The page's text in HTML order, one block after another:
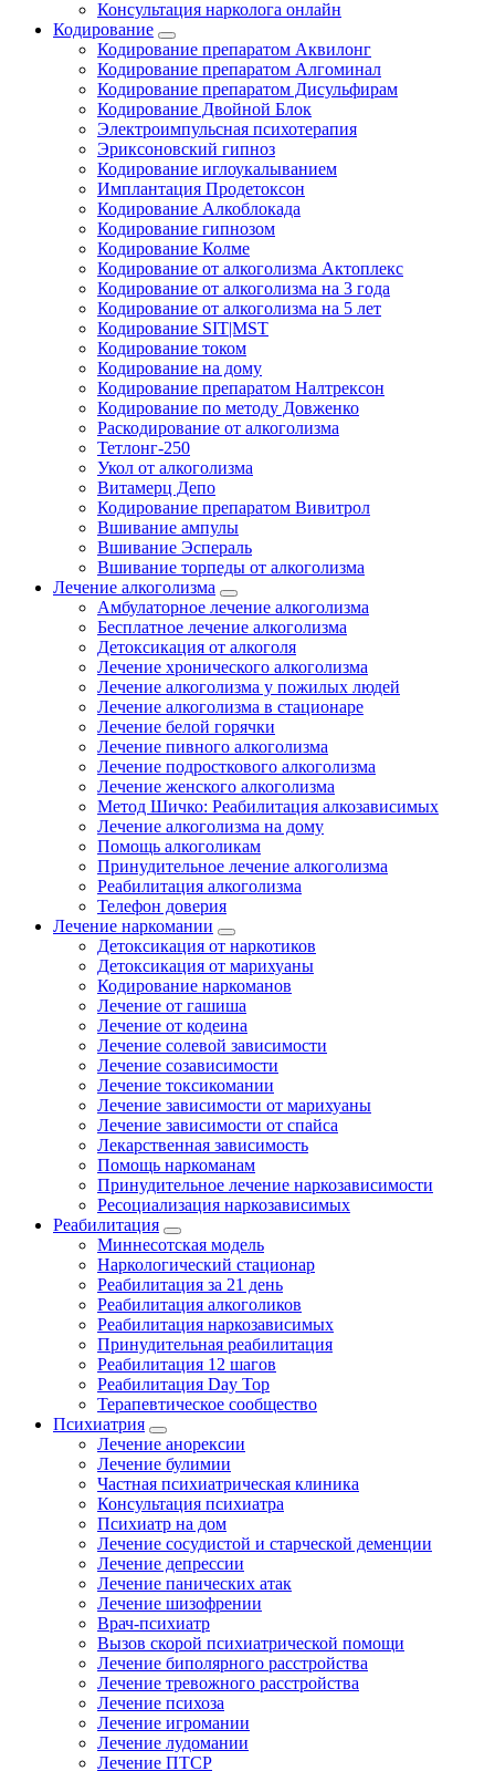
Консультация нарколога онлайн
Кодирование
Кодирование препаратом Аквилонг
Кодирование препаратом Алгоминал
Кодирование препаратом Дисульфирам
Кодирование Двойной Блок
Электроимпульсная психотерапия
Эриксоновский гипноз
Кодирование иглоукалыванием
Имплантация Продетоксон
Кодирование Алкоблокада
Кодирование гипнозом
Кодирование Колме
Кодирование от алкоголизма Актоплекс
Кодирование от алкоголизма на 3 года
Кодирование от алкоголизма на 5 лет
Кодирование SIT|MST
Кодирование током
Кодирование на дому
Кодирование препаратом Налтрексон
Кодирование по методу Довженко
Раскодирование от алкоголизма
Тетлонг-250
Укол от алкоголизма
Витамерц Депо
Кодирование препаратом Вивитрол
Вшивание ампулы
Вшивание Эспераль
Вшивание торпеды от алкоголизма
Лечение алкоголизма
Амбулаторное лечение алкоголизма
Бесплатное лечение алкоголизма
Детоксикация от алкоголя
Лечение хронического алкоголизма
Лечение алкоголизма у пожилых людей
Лечение алкоголизма в стационаре
Лечение белой горячки
Лечение пивного алкоголизма
Лечение подросткового алкоголизма
Лечение женского алкоголизма
Метод Шичко: Реабилитация алкозависимых
Лечение алкоголизма на дому
Помощь алкоголикам
Принудительное лечение алкоголизма
Реабилитация алкоголизма
Телефон доверия
Лечение наркомании
Детоксикация от наркотиков
Детоксикация от марихуаны
Кодирование наркоманов
Лечение от гашиша
Лечение от кодеина
Лечение солевой зависимости
Лечение созависимости
Лечение токсикомании
Лечение зависимости от марихуаны
Лечение зависимости от спайса
Лекарственная зависимость
Помощь наркоманам
Принудительное лечение наркозависимости
Ресоциализация наркозависимых
Реабилитация
Миннесотская модель
Наркологический стационар
Реабилитация за 21 день
Реабилитация алкоголиков
Реабилитация наркозависимых
Принудительная реабилитация
Реабилитация 12 шагов
Реабилитация Day Top
Терапевтическое сообщество
Психиатрия
Лечение анорексии
Лечение булимии
Частная психиатрическая клиника
Консультация психиатра
Психиатр на дом
Лечение сосудистой и старческой деменции
Лечение депрессии
Лечение панических атак
Лечение шизофрении
Врач-психиатр
Вызов скорой психиатрической помощи
Лечение биполярного расстройства
Лечение тревожного расстройства
Лечение психоза
Лечение игромании
Лечение лудомании
Лечение ПТСР